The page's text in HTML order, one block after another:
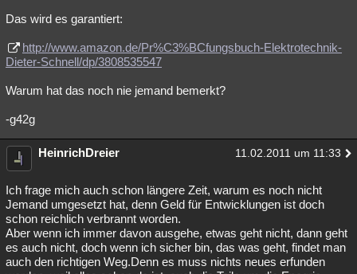
Das wird es garantiert:
http://www.amazon.de/Pr%C3%BCfungsbuch-Elektrotechnik-
Dieter-Schnell/dp/3808535547
Warum hat das noch nie jemand bemerkt?
-g42g
HeinrichDreier 11.02.2011 um 11:33
Ich frage mich auch schon längere Zeit, warum es noch nicht
Jemand umgesetzt hat, denn Geld für Entwicklungen ist doch
schon reichlich verbrannt worden.
Aber wenn ich immer davon ausgehe, etwas geht nicht, dann geht
es auch nicht, doch wenn ich sicher bin, das was geht, findet man
auch den richtigen Weg.Denn es muss nichts neues erfunden